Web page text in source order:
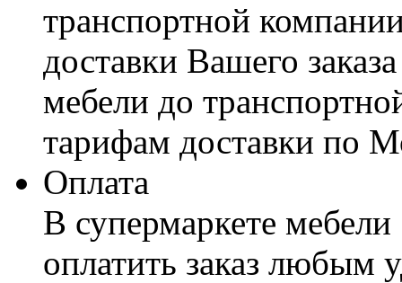
транспортной
доставки Вашего
мебели до
тарифам доставки по
Оплата
В супермаркете
оплатить заказ любым